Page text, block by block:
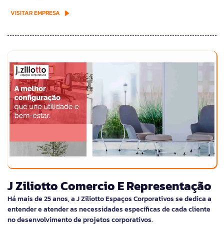
VISITAR EMPRESA
J Ziliotto Comercio E Representação
Há mais de 25 anos, a J Ziliotto Espaços Corporativos se dedica a
entender e atender as necessidades específicas de cada cliente
no desenvolvimento de projetos corporativos.